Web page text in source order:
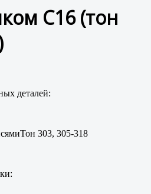
С16 (тон
деталей:
Тон 303, 305-318